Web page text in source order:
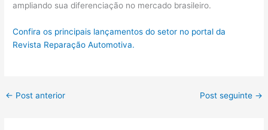
ampliando sua diferenciação no mercado brasileiro.
Confira os principais lançamentos do setor no portal da
Revista Reparação Automotiva.
← Post anterior Post seguinte →